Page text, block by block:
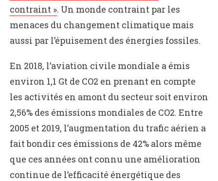
contraint ». Un monde contraint par les
menaces du changement climatique mais
aussi par l’épuisement des énergies fossiles.
En 2018, l’aviation civile mondiale a émis
environ 1,1 Gt de CO2 en prenant en compte
les activités en amont du secteur soit environ
2,56% des émissions mondiales de CO2. Entre
2005 et 2019, l’augmentation du trafic aérien a
fait bondir ces émissions de 42% alors même
que ces années ont connu une amélioration
continue de l’efficacité énergétique des